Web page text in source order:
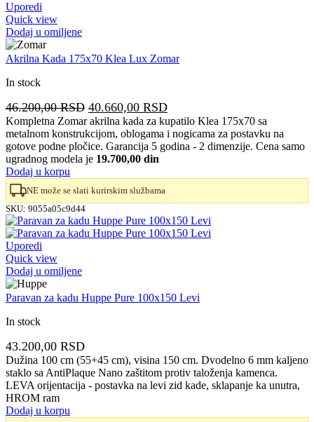
Uporedi
Quick view
Dodaj u omiljene
Akrilna Kada 175x70 Klea Lux Zomar
In stock
46.200,00RSD Originalna
cena
je
bila:
46.200,00 RSD.
40.660,00 RSDTrenutna
cena
je:
40.660,00 RSD.
Kompletna Zomar akrilna kada za kupatilo Klea 175x70 sa
metalnom konstrukcijom, oblogama i nogicama za postavku na
gotove podne pločice. Garancija 5 godina - 2 dimenzije. Cena samo
ugradnog modela je 19.700,00 din
Dodaj u korpu
NE može se slati kurirskim službama
SKU: 9055a05c9d44
Uporedi
Quick view
Dodaj u omiljene
Paravan za kadu Huppe Pure 100x150 Levi
In stock
43.200,00 RSD
Dužina 100 cm (55+45 cm), visina 150 cm. Dvodelno 6 mm kaljeno
staklo sa AntiPlaque Nano zaštitom protiv taloženja kamenca.
LEVA orijentacija - postavka na levi zid kade, sklapanje ka unutra,
HROM ram
Dodaj u korpu